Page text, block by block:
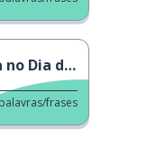
Trabalho
palavras/frases